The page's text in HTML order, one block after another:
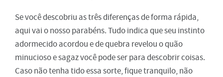
Se você descobriu as três diferenças de forma rápida,
aqui vai o nosso parabéns. Tudo indica que seu instinto
adormecido acordou e de quebra revelou o quão
minucioso e sagaz você pode ser para descobrir coisas.
Caso não tenha tido essa sorte, fique tranquilo, não